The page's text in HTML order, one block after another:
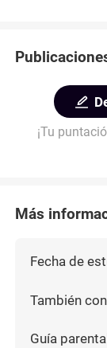
¡Tu
Más
Fecha de
También
Guía parental